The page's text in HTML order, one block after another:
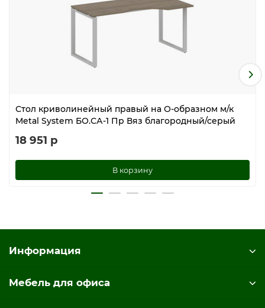
Стол криволинейный правый на О-образном м/к
Metal System БО.СА-1 Пр Вяз благородный/серый
18 951 р
В корзину
Информация
Мебель для офиса